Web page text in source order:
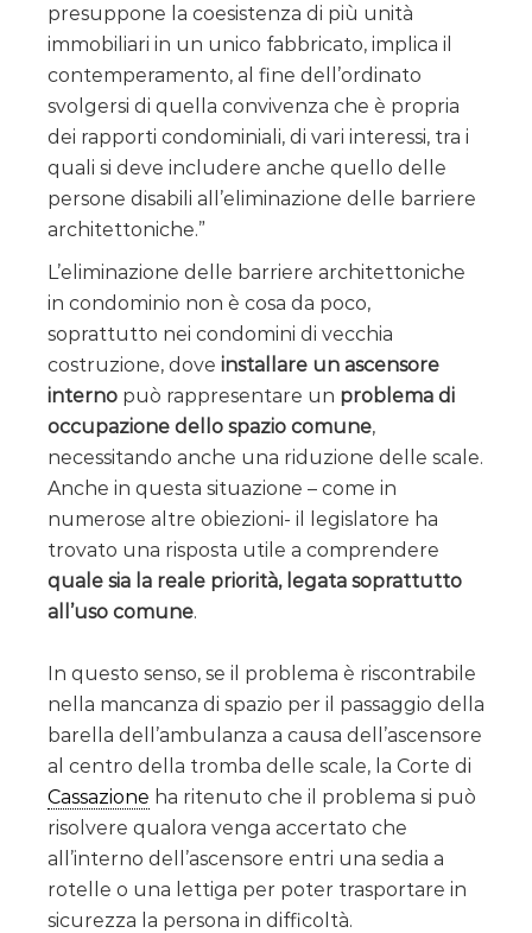
presuppone la coesistenza di più unità
immobiliari in un unico fabbricato, implica il
contemperamento, al fine dell’ordinato
svolgersi di quella convivenza che è propria
dei rapporti condominiali, di vari interessi, tra i
quali si deve includere anche quello delle
persone disabili all’eliminazione delle barriere
architettoniche.”
L’eliminazione delle barriere architettoniche
in condominio non è cosa da poco,
soprattutto nei condomini di vecchia
costruzione, dove installare un ascensore
interno può rappresentare un problema di
occupazione dello spazio comune,
necessitando anche una riduzione delle scale.
Anche in questa situazione – come in
numerose altre obiezioni- il legislatore ha
trovato una risposta utile a comprendere
quale sia la reale priorità, legata soprattutto
all’uso comune.
In questo senso, se il problema è riscontrabile
nella mancanza di spazio per il passaggio della
barella dell’ambulanza a causa dell’ascensore
al centro della tromba delle scale, la Corte di
Cassazione ha ritenuto che il problema si può
risolvere qualora venga accertato che
all’interno dell’ascensore entri una sedia a
rotelle o una lettiga per poter trasportare in
sicurezza la persona in difficoltà.